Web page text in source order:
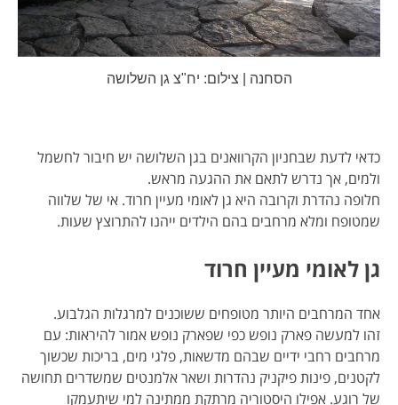
הסחנה | צילום: יח"צ גן השלושה
כדאי לדעת שבחניון הקרוואנים בגן השלושה יש חיבור לחשמל
ולמים, אך נדרש לתאם את ההגעה מראש.
חלופה נהדרת וקרובה היא גן לאומי מעיין חרוד. אי של שלווה
שמטופח ומלא מרחבים בהם הילדים ייהנו להתרוצץ שעות.
גן לאומי מעיין חרוד
אחד המרחבים היותר מטופחים ששוכנים למרגלות הגלבוע.
זהו למעשה פארק נופש כפי שפארק נופש אמור להיראות: עם
מרחבים רחבי ידיים שבהם מדשאות, פלגי מים, בריכות שכשוך
לקטנים, פינות פיקניק נהדרות ושאר אלמנטים שמשדרים תחושה
של רוגע. אפילו היסטוריה מרתקת ממתינה למי שיתעמקו